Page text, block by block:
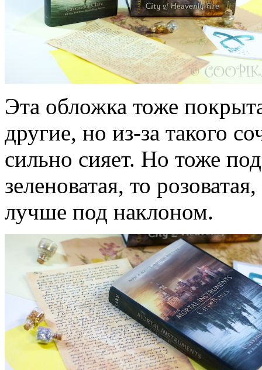
Эта обложка тоже
другие, но из-за такого
сильно сияет. Но тоже
зеленоватая, то
лучше под наклоном.